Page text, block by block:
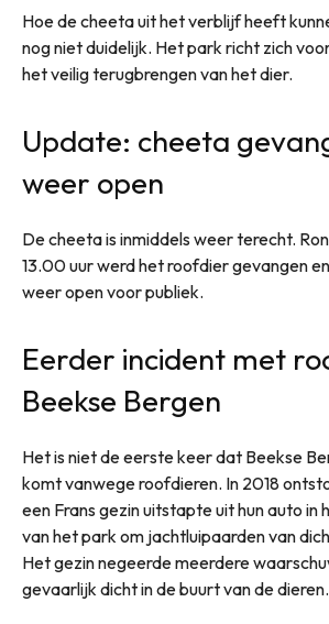
Hoe de cheeta uit het verblijf heeft
nog niet duidelijk. Het park richt zich
het veilig terugbrengen van het dier.
Update: cheeta
weer open
De cheeta is inmiddels weer terecht.
13.00 uur werd het roofdier gevangen
weer open voor publiek.
Eerder incident met
Beekse Bergen
Het is niet de eerste keer dat Beekse
komt vanwege roofdieren. In 2018
een Frans gezin uitstapte uit hun auto
van het park om jachtluipaarden van
Het gezin negeerde meerdere
gevaarlijk dicht in de buurt van de dieren.